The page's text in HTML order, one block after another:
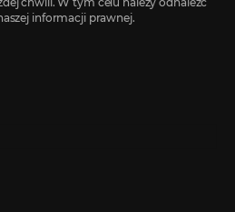
informacji prawnej.